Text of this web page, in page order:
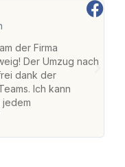
der Firma
Der Umzug nach
dank der
Ich kann
jedem